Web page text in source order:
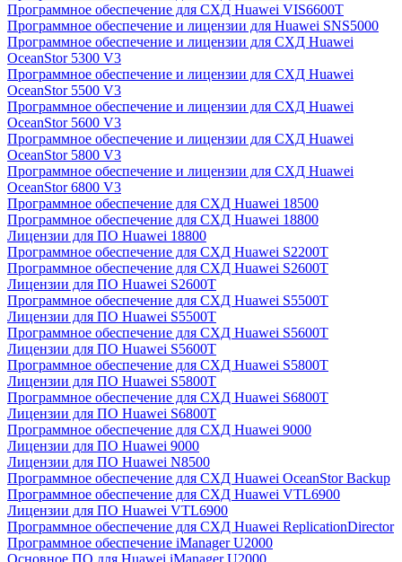
Программное обеспечение для СХД Huawei VIS6600T
Программное обеспечение и лицензии для Huawei SNS5000
Программное обеспечение и лицензии для СХД Huawei
OceanStor 5300 V3
Программное обеспечение и лицензии для СХД Huawei
OceanStor 5500 V3
Программное обеспечение и лицензии для СХД Huawei
OceanStor 5600 V3
Программное обеспечение и лицензии для СХД Huawei
OceanStor 5800 V3
Программное обеспечение и лицензии для СХД Huawei
OceanStor 6800 V3
Программное обеспечение для СХД Huawei 18500
Программное обеспечение для СХД Huawei 18800
Лицензии для ПО Huawei 18800
Программное обеспечение для СХД Huawei S2200T
Программное обеспечение для СХД Huawei S2600T
Лицензии для ПО Huawei S2600T
Программное обеспечение для СХД Huawei S5500T
Лицензии для ПО Huawei S5500T
Программное обеспечение для СХД Huawei S5600T
Лицензии для ПО Huawei S5600T
Программное обеспечение для СХД Huawei S5800T
Лицензии для ПО Huawei S5800T
Программное обеспечение для СХД Huawei S6800T
Лицензии для ПО Huawei S6800T
Программное обеспечение для СХД Huawei 9000
Лицензии для ПО Huawei 9000
Лицензии для ПО Huawei N8500
Программное обеспечение для СХД Huawei OceanStor Backup
Программное обеспечение для СХД Huawei VTL6900
Лицензии для ПО Huawei VTL6900
Программное обеспечение для СХД Huawei ReplicationDirector
Программное обеспечение iManager U2000
Основное ПО для Huawei iManager U2000